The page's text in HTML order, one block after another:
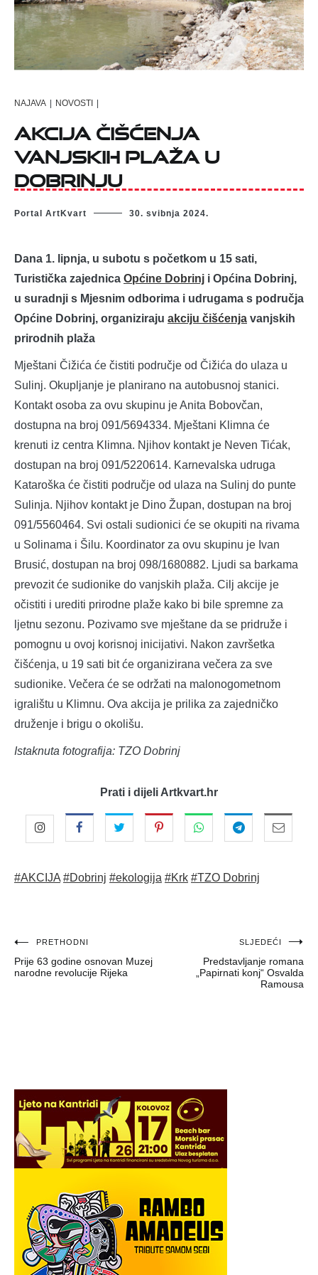
NAJAVA | NOVOSTI |
Akcija čišćenja
vanjskih plaža u
Dobrinju
Portal ArtKvart 30. svibnja 2024.
Dana 1. lipnja, u subotu s početkom u 15 sati,
Turistička zajednica Općine Dobrinj i Općina Dobrinj,
u suradnji s Mjesnim odborima i udrugama s područja
Općine Dobrinj, organiziraju akciju čišćenja vanjskih
prirodnih plaža
Mještani Čižića će čistiti područje od Čižića do ulaza u
Sulinj. Okupljanje je planirano na autobusnoj stanici.
Kontakt osoba za ovu skupinu je Anita Bobovčan,
dostupna na broj 091/5694334. Mještani Klimna će
krenuti iz centra Klimna. Njihov kontakt je Neven Tićak,
dostupan na broj 091/5220614. Karnevalska udruga
Kataroška će čistiti područje od ulaza na Sulinj do punte
Sulinja. Njihov kontakt je Dino Župan, dostupan na broj
091/5560464. Svi ostali sudionici će se okupiti na rivama
u Solinama i Šilu. Koordinator za ovu skupinu je Ivan
Brusić, dostupan na broj 098/1680882. Ljudi sa barkama
prevozit će sudionike do vanjskih plaža. Cilj akcije je
očistiti i urediti prirodne plaže kako bi bile spremne za
ljetnu sezonu. Pozivamo sve mještane da se pridruže i
pomognu u ovoj korisnoj inicijativi. Nakon završetka
čišćenja, u 19 sati bit će organizirana večera za sve
sudionike. Večera će se održati na malonogometnom
igralištu u Klimnu. Ova akcija je prilika za zajedničko
druženje i brigu o okolišu.
Istaknuta fotografija: TZO Dobrinj
Prati i dijeli Artkvart.hr
#AKCIJA #Dobrinj #ekologija #Krk #TZO Dobrinj
Navigacija
objava
PRETHODNI
Prije 63 godine osnovan Muzej
narodne revolucije Rijeka
SLJEDEĆI
Predstavljanje romana
„Papirnati konj“ Osvalda
Ramousa